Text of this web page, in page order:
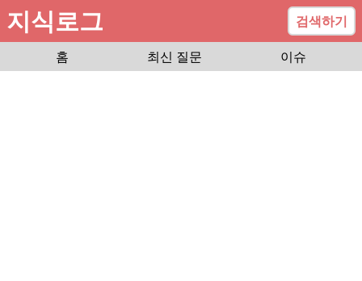
지식로그
검색하기
홈
최신 질문 이슈